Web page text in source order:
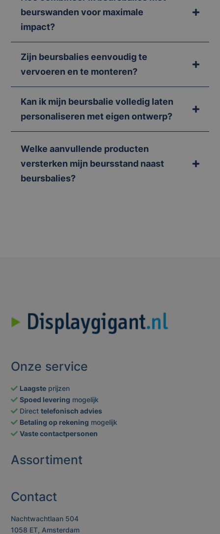
beurswanden voor maximale
impact?
Zijn beursbalies eenvoudig te
vervoeren en te monteren?
Kan ik mijn beursbalie volledig laten
personaliseren met eigen ontwerp?
Welke aanvullende producten
versterken mijn beursstand naast
beursbalies?
Onze service
Laagste prijzen
Spoed levering mogelijk
Directtelefonisch advies
Betaling op rekening mogelijk
Vaste contactpersonen
Assortiment
Contact
Nachtwachtlaan 504
1058 ET, Amsterdam